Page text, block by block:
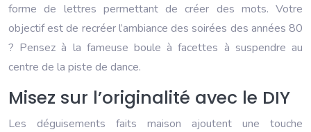
forme de lettres permettant de créer des mots. Votre
objectif est de recréer l’ambiance des soirées des années 80
? Pensez à la fameuse boule à facettes à suspendre au
centre de la piste de dance.
Misez sur l’originalité avec le DIY
Les déguisements faits maison ajoutent une touche